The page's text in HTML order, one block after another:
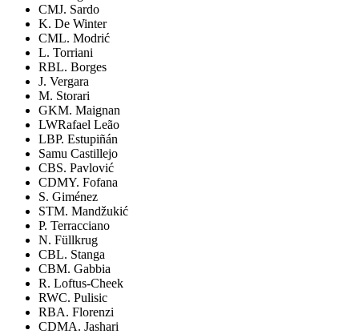
CMJ. Sardo
K. De Winter
CML. Modrić
L. Torriani
RBL. Borges
J. Vergara
M. Storari
GKM. Maignan
LWRafael Leão
LBP. Estupiñán
Samu Castillejo
CBS. Pavlović
CDMY. Fofana
S. Giménez
STM. Mandžukić
P. Terracciano
N. Füllkrug
CBL. Stanga
CBM. Gabbia
R. Loftus-Cheek
RWC. Pulisic
RBA. Florenzi
CDMA. Jashari